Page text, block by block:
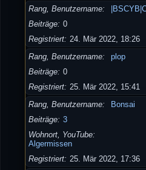
Rang, Benutzername
Beiträge 0
Registriert 24. Mär 2022, 18:26
Rang, Benutzername
plop
Beiträge 0
Registriert 25. Mär 2022, 15:41
Rang, Benutzername
Bonsai
Beiträge 3
Wohnort, YouTube
Algermissen
Registriert 25. Mär 2022, 17:36